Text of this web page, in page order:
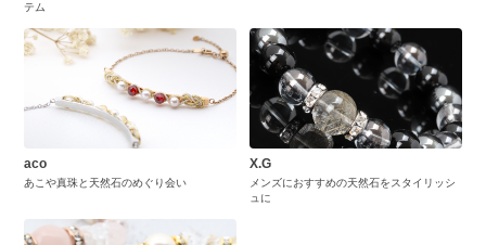
テム
aco
あこや真珠と天然石のめぐり会い
X.G
メンズにおすすめの天然石をスタイリッシ
ュに